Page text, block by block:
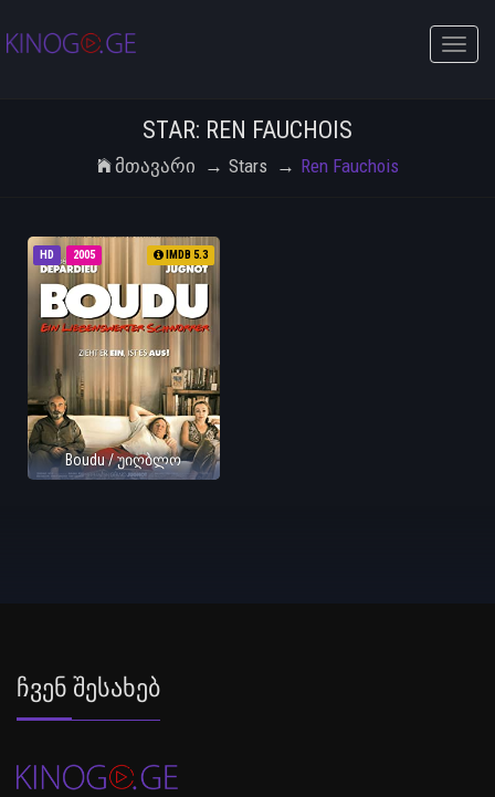
Toggle
STAR: REN FAUCHOIS
Მთავარი Stars Ren Fauchois
HD 2005 IMDB 5.3
Boudu / უიღბლო
Ჩვენ Შესახებ